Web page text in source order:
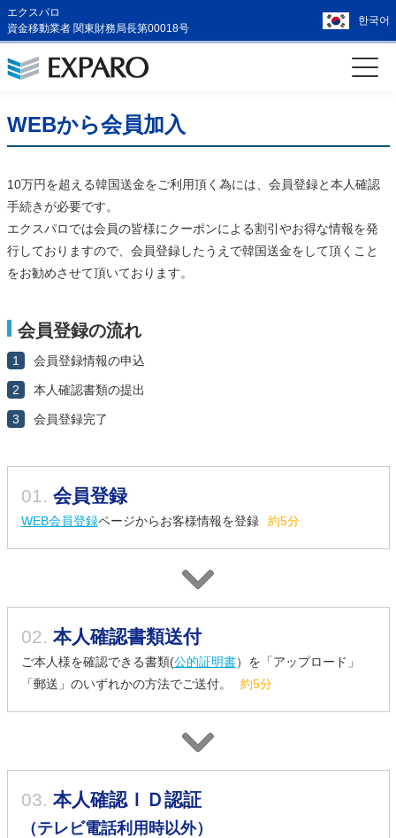
エクスパロ
資金移動業者 関東財務局長第00018号
한국어
WEBから会員加入
10万円を超える韓国送金をご利用頂く為には、会員登録と本人確認
手続きが必要です。
エクスパロでは会員の皆様にクーポンによる割引やお得な情報を発
行しておりますので、会員登録したうえで韓国送金をして頂くこと
をお勧めさせて頂いております。
会員登録の流れ
1 会員登録情報の申込
2 本人確認書類の提出
3 会員登録完了
01. 会員登録
WEB会員登録ページからお客様情報を登録 約5分
02. 本人確認書類送付
ご本人様を確認できる書類(公的証明書）を「アップロード」
「郵送」のいずれかの方法でご送付。
約5分
03. 本人確認ＩＤ認証
（テレビ電話利用時以外）